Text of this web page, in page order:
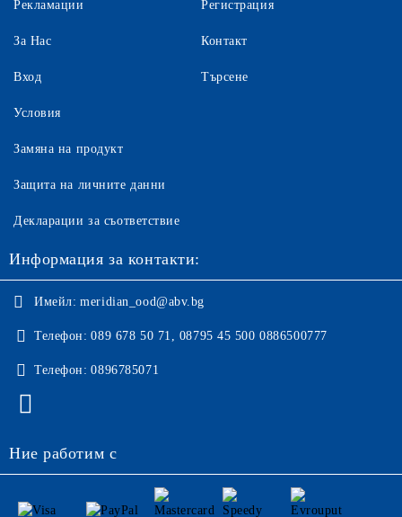
Рекламации
За Нас
Вход
Регистрация
Контакт
Търсене
Условия
Замяна на продукт
Защита на личните данни
Декларации за съответствие
Информация за контакти:
Имейл: meridian_ood@abv.bg
Телефон: 089 678 50 71, 08795 45 500 0886500777
Телефон: 0896785071
Ние работим с